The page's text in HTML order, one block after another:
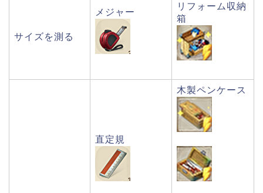
サイズを測る
メジャー
リフォーム収納
箱
直定規
木製ペンケース